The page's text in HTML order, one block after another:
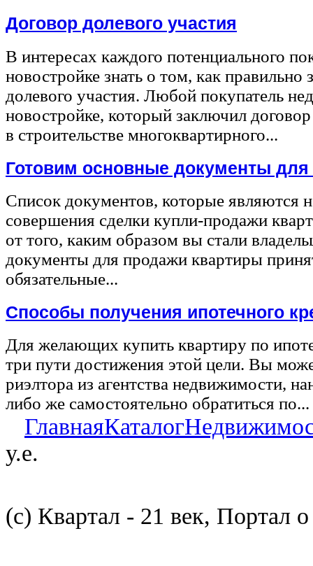
Договор долевого участия
В интересах каждого потенциального
новостройке знать о том, как правильно
долевого участия. Любой покупатель
новостройке, который заключил
в строительстве многоквартирного...
Готовим основные документы
Список документов, которые являются
совершения сделки купли-продажи
от того, каким образом вы стали
документы для продажи квартиры
обязательные...
Способы получения ипотечного
Для желающих купить квартиру по
три пути достижения этой цели. Вы
риэлтора из агентства недвижимости,
либо же самостоятельно обратиться по...
ГлавнаяКаталог
у.е.
(с) Квартал - 21 век, Портал